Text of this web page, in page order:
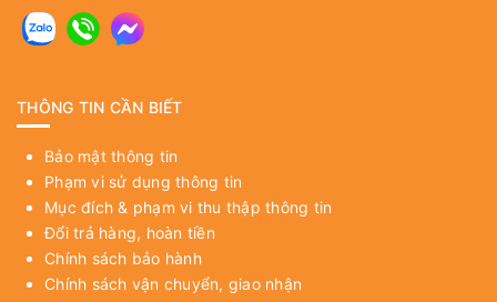
THÔNG TIN CẦN BIẾT
Bảo mật thông tin
Phạm vi sử dụng thông tin
Mục đích & phạm vi thu thập thông tin
Đổi trả hàng, hoàn tiền
Chính sách bảo hành
Chính sách vận chuyển, giao nhận